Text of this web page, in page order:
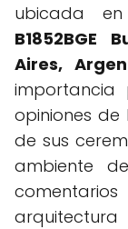
ubicada
B1852BGE
Aires,
importancia
opiniones de
de sus
ambiente